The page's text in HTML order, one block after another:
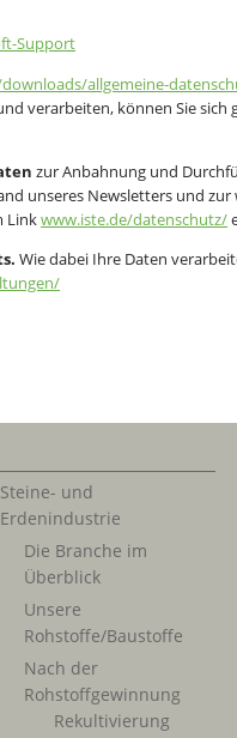
Support
allgemeine-
verarbeiten, können Sie sich
zur Anbahnung und
unseres Newsletters und
Linkwww.iste.de/datenschutz/
Wie dabei Ihre Daten
Steine- und
Erdenindustrie
Die Branche im
Überblick
Unsere
Rohstoffe/Baustoffe
Nach der
Rohstoffgewinnung
Rekultivierung